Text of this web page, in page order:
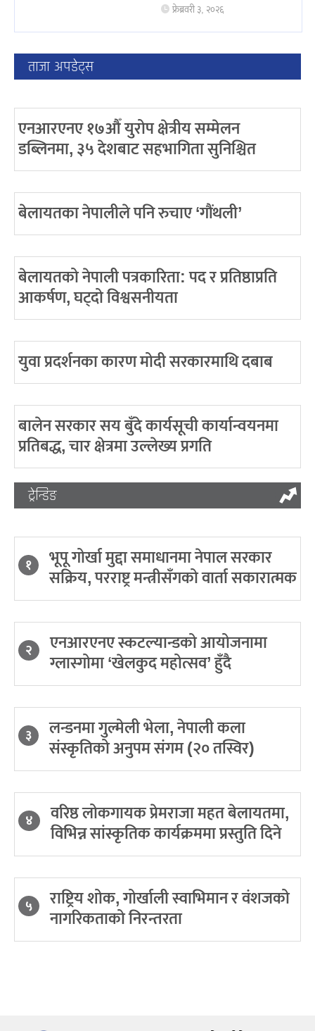
फ्रेब्रवरी ३, २०२६
ताजा अपडेट्स
एनआरएनए १७औँ युरोप क्षेत्रीय सम्मेलन
डब्लिनमा, ३५ देशबाट सहभागिता सुनिश्चित
बेलायतका नेपालीले पनि रुचाए ‘गौंथली’
बेलायतको नेपाली पत्रकारिता: पद र प्रतिष्ठाप्रति
आकर्षण, घट्दो विश्वसनीयता
युवा प्रदर्शनका कारण मोदी सरकारमाथि दबाब
बालेन सरकार सय बुँदे कार्यसूची कार्यान्वयनमा
प्रतिबद्ध, चार क्षेत्रमा उल्लेख्य प्रगति
ट्रेन्डिङ
१ भूपू गोर्खा मुद्दा समाधानमा नेपाल सरकार
सक्रिय, परराष्ट्र मन्त्रीसँगको वार्ता सकारात्मक
२ एनआरएनए स्कटल्यान्डको आयोजनामा
ग्लास्गोमा ‘खेलकुद महोत्सव’ हुँदै
३ लन्डनमा गुल्मेली भेला, नेपाली कला
संस्कृतिको अनुपम संगम (२० तस्विर)
४ वरिष्ठ लोकगायक प्रेमराजा महत बेलायतमा,
विभिन्न सांस्कृतिक कार्यक्रममा प्रस्तुति दिने
५ राष्ट्रिय शोक, गोर्खाली स्वाभिमान र वंशजको
नागरिकताको निरन्तरता